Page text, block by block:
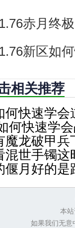
1.76赤月终
1.76新区如
相关推荐
何快速学会
何快速学
魔龙破甲兵
混世手镯这
偃月好的是
本
如果我们无意